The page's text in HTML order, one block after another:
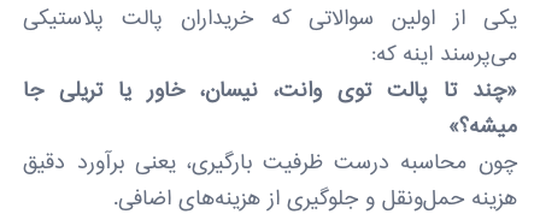
یکی از اولین سوالاتی که خریداران پالت پلاستیکی
می‌پرسند اینه که:
«چند تا پالت توی وانت، نیسان، خاور یا تریلی جا
میشه؟»
چون محاسبه درست ظرفیت بارگیری، یعنی برآورد دقیق
هزینه حمل‌ونقل و جلوگیری از هزینه‌های اضافی.